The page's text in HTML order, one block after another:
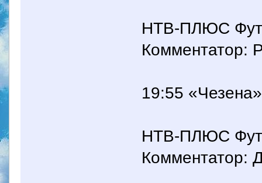
НТВ-ПЛЮС
Комментатор:
19:55
НТВ-ПЛЮС
Комментатор: